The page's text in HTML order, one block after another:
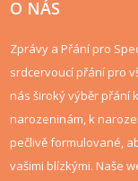
O NÁS
Zprávy a Přání pro
srdcervoucí přání pro
nás široký výběr přání
narozeninám, k
pečlivě formulované,
vašimi blízkými. Naše